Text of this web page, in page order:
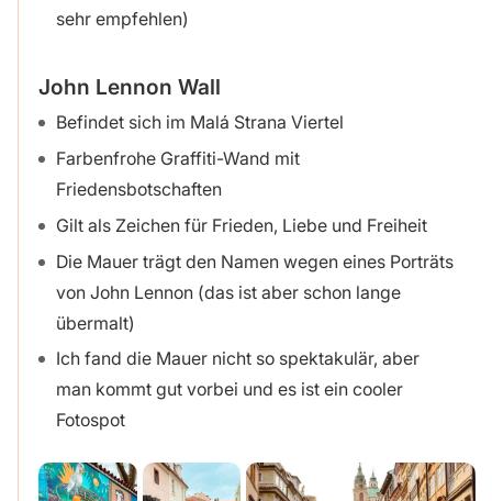
sehr empfehlen)
John Lennon Wall
Befindet sich im Malá Strana Viertel
Farbenfrohe Graffiti-Wand mit
Friedensbotschaften
Gilt als Zeichen für Frieden, Liebe und Freiheit
Die Mauer trägt den Namen wegen eines Porträts
von John Lennon (das ist aber schon lange
übermalt)
Ich fand die Mauer nicht so spektakulär, aber
man kommt gut vorbei und es ist ein cooler
Fotospot